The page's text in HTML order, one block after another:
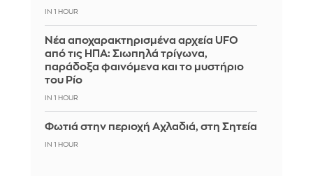
IN 1 HOUR
Νέα αποχαρακτηρισμένα αρχεία UFO
από τις ΗΠΑ: Σιωπηλά τρίγωνα,
παράδοξα φαινόμενα και το μυστήριο
του Ρίο
IN 1 HOUR
Φωτιά στην περιοχή Αχλαδιά, στη Σητεία
IN 1 HOUR